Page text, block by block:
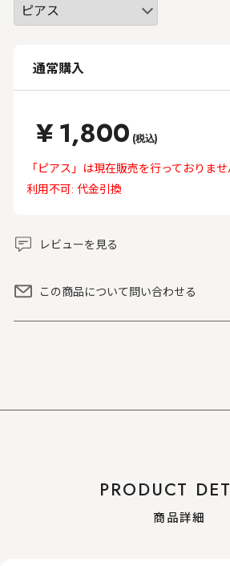
通常購入
¥1,800 (税込)
「ピアス」は現在販売を行っておりませ
利用不可: 代金引換
レビューを見る
この商品について問い合わせる
PRODUCT
商品詳細